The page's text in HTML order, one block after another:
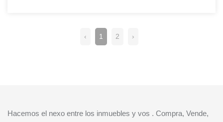
‹ 1 2 ›
Hacemos el nexo entre los inmuebles y vos . Compra, Vende,